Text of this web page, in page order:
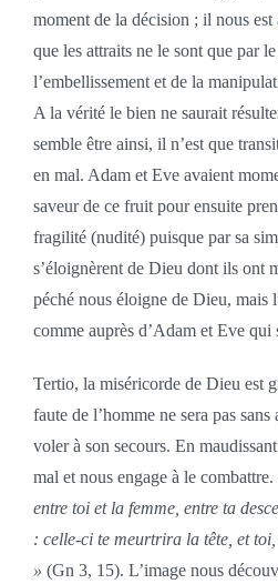
moment de la décision ; il nous
que les attraits ne le sont que par
l’embellissement et de la
A la vérité le bien ne saurait
semble être ainsi, il n’est que
en mal. Adam et Eve avaient
saveur de ce fruit pour ensuite
fragilité (nudité) puisque par sa
s’éloignèrent de Dieu dont ils ont
péché nous éloigne de Dieu, mais
comme auprès d’Adam et Eve qui
Tertio, la miséricorde de Dieu est
faute de l’homme ne sera pas
voler à son secours. En
mal et nous engage à le combattre.
entre toi et la femme, entre ta
: celle-ci te meurtrira la tête, et
» (Gn 3, 15). L’image nous